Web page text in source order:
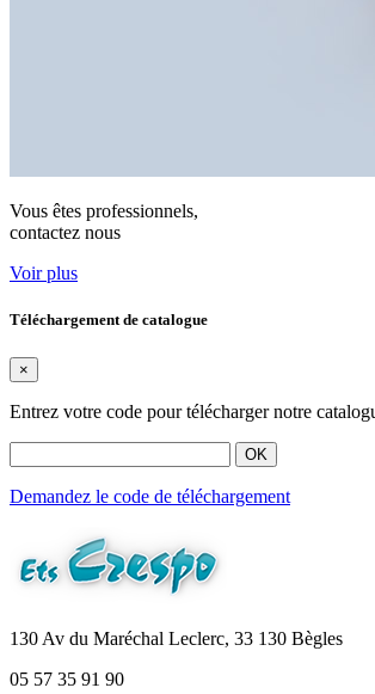
Vous êtes professionnels,
contactez nous
Voir plus
Téléchargement de catalogue
×
Entrez votre code pour télécharger notre
OK
Demandez le code de téléchargement
130 Av du Maréchal Leclerc, 33 130 Bègles
05 57 35 91 90